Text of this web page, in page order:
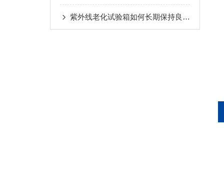
紫外线老化试验箱如何长期保持良好的状态